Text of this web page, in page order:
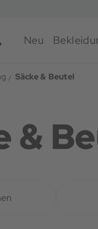
Neu
Säcke & Beutel
&